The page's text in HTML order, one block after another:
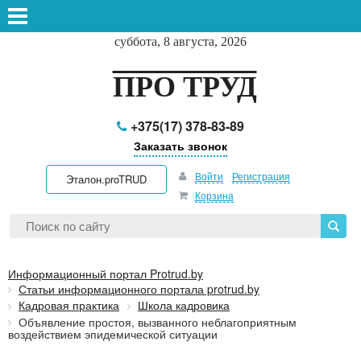
суббота, 8 августа, 2026
ПРО ТРУД
+375(17) 378-83-89
Заказать звонок
Эталон.proTRUD Войти
Регистрация
Корзина
Информационный портал Protrud.by
Статьи информационного портала protrud.by
Кадровая практика
Школа кадровика
Объявление простоя, вызванного неблагоприятным
воздействием эпидемической ситуации